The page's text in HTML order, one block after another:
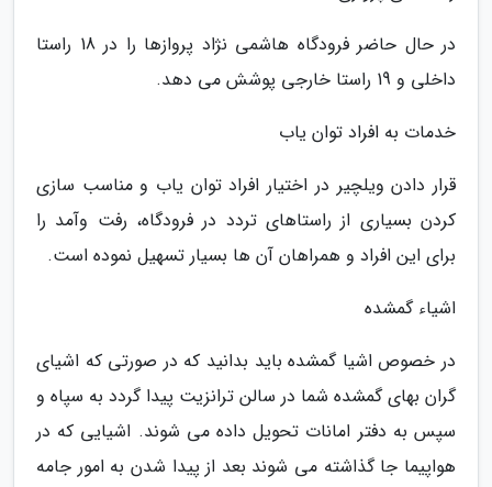
در حال حاضر فرودگاه هاشمی نژاد پروازها را در 18 راستا
داخلی و 19 راستا خارجی پوشش می دهد.
خدمات به افراد توان یاب
قرار دادن ویلچیر در اختیار افراد توان یاب و مناسب سازی
کردن بسیاری از راستاهای تردد در فرودگاه، رفت وآمد را
برای این افراد و همراهان آن ها بسیار تسهیل نموده است.
اشیاء گمشده
در خصوص اشیا گمشده باید بدانید که در صورتی که اشیای
گران بهای گمشده شما در سالن ترانزیت پیدا گردد به سپاه و
سپس به دفتر امانات تحویل داده می شوند. اشیایی که در
هواپیما جا گذاشته می شوند بعد از پیدا شدن به امور جامه